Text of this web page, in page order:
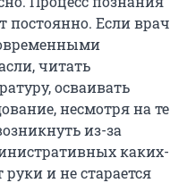
постоянно. Если врач
читать
осваивать
несмотря на те
из-за
каких-
руки и не старается